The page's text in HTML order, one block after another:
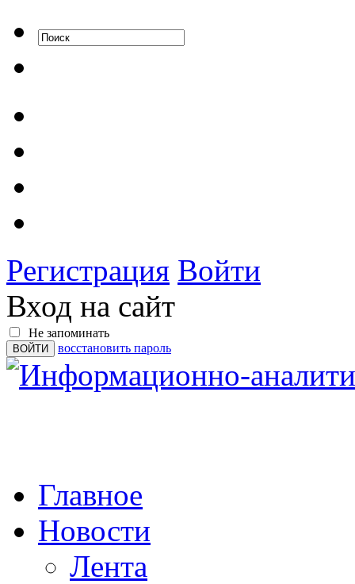
Регистрация Войти
Вход на сайт
Не запоминать
восстановить пароль
Главное
Новости
Лента